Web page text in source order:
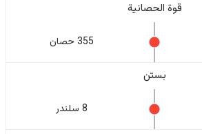
قوة الحصانية
355 حصان
بستن
8 سلندر